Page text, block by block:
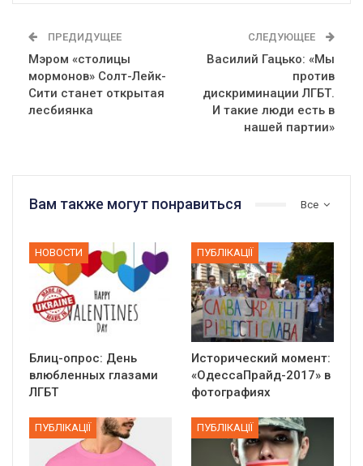
ПРЕДИДУЩЕЕ
Мэром «столицы
мормонов» Солт-Лейк-
Сити станет открытая
лесбиянка
СЛЕДУЮЩЕЕ
Василий Гацько: «Мы
против
дискриминации ЛГБТ.
И такие люди есть в
нашей партии»
Все
Вам также могут понравиться
НОВОСТИ
Блиц-опрос: День
влюбленных глазами
ЛГБТ
ПУБЛІКАЦІЇ
Исторический момент:
«ОдессаПрайд-2017» в
фотографиях
ПУБЛІКАЦІЇ ПУБЛІКАЦІЇ